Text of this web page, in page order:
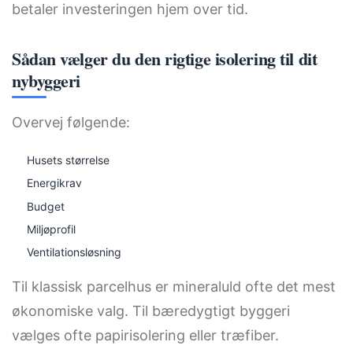
betaler investeringen hjem over tid.
Sådan vælger du den rigtige isolering til dit
nybyggeri
Overvej følgende:
Husets størrelse
Energikrav
Budget
Miljøprofil
Ventilationsløsning
Til klassisk parcelhus er mineraluld ofte det mest
økonomiske valg. Til bæredygtigt byggeri
vælges ofte papirisolering eller træfiber.